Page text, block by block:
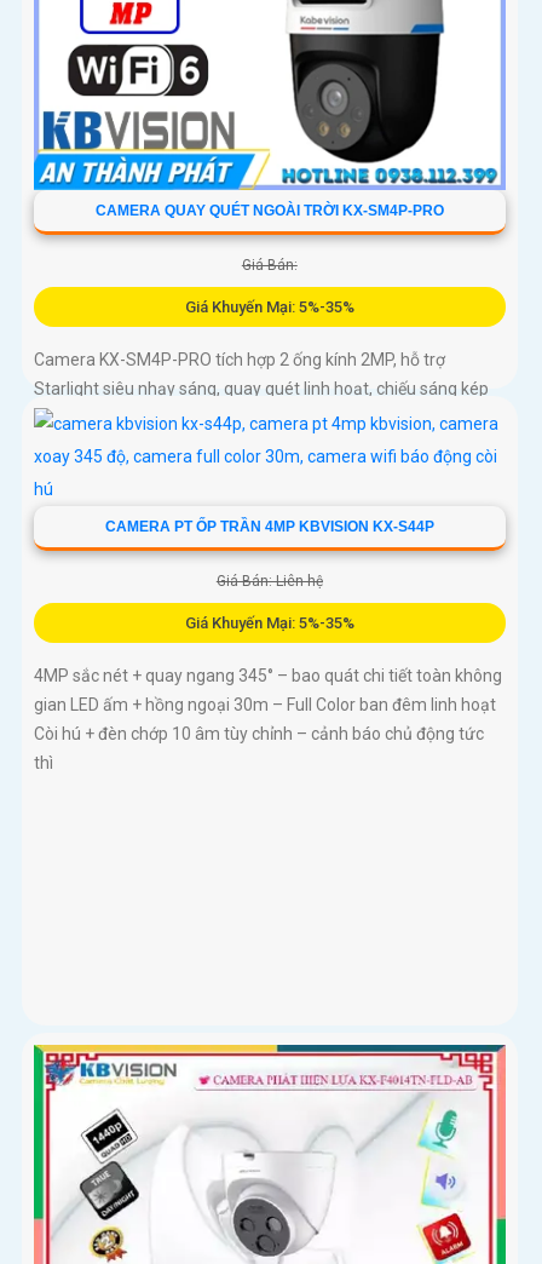
CAMERA QUAY QUÉT NGOÀI TRỜI KX-SM4P-PRO
Giá Bán:
Giá Khuyến Mại: 5%-35%
Camera KX-SM4P-PRO tích hợp 2 ống kính 2MP, hỗ trợ
Starlight siêu nhạy sáng, quay quét linh hoạt, chiếu sáng kép
thông minh và LED ánh sáng ấm 30m. Công nghệ AI-ISP kết
hợp cảm biến lớn tối ưu hình ảnh ban đêm
CAMERA PT ỐP TRẦN 4MP KBVISION KX-S44P
Giá Bán: Liên hệ
Giá Khuyến Mại: 5%-35%
4MP sắc nét + quay ngang 345° – bao quát chi tiết toàn không
gian LED ấm + hồng ngoại 30m – Full Color ban đêm linh hoạt
Còi hú + đèn chớp 10 âm tùy chỉnh – cảnh báo chủ động tức
thì